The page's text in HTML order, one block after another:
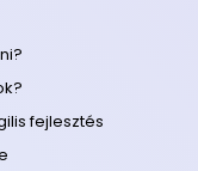
fejlesztés